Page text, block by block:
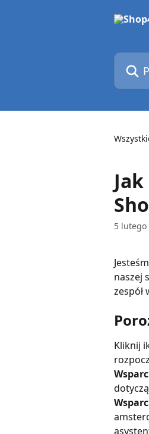
5 lutego
naszej
Kliknij